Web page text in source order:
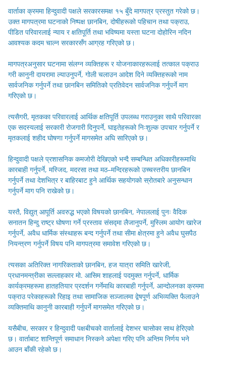
वार्ताका क्रममा हिन्दुवादी पक्षले सरकारसमक्ष १५ बुँदे मागपत्र प्रस्तुत गरेको छ।
उक्त मागपत्रमा घटनाको निष्पक्ष छानबिन, दोषीहरूको पहिचान तथा पक्राउ,
पीडित परिवारलाई न्याय र क्षतिपूर्ति तथा भविष्यमा यस्ता घटना दोहोरिन नदिन
आवश्यक कदम चाल्न सरकारसँग आग्रह गरिएको छ।
मागपत्रअनुसार घटनामा संलग्न व्यक्तिहरू र योजनाकारहरूलाई तत्काल पक्राउ
गरी कानुनी दायरामा ल्याउनुपर्ने, गोली चलाउन आदेश दिने व्यक्तिहरूको नाम
सार्वजनिक गर्नुपर्ने तथा छानबिन समितिको प्रतिवेदन सार्वजनिक गर्नुपर्ने माग
गरिएको छ।
त्यसैगरी, मृतकका परिवारलाई आर्थिक क्षतिपूर्ति उपलब्ध गराउनुका साथै परिवारका
एक सदस्यलाई सरकारी रोजगारी दिनुपर्ने, घाइतेहरूको निःशुल्क उपचार गर्नुपर्ने र
मृतकलाई शहीद घोषणा गर्नुपर्ने मागसमेत अघि सारिएको छ।
हिन्दुवादी पक्षले प्रशासनिक कमजोरी देखिएको भन्दै सम्बन्धित अधिकारीहरूमाथि
कारबाही गर्नुपर्ने, मस्जिद, मदरसा तथा मठ–मन्दिरहरूको उच्चस्तरीय छानबिन
गर्नुपर्ने तथा देशभित्र र बाहिरबाट हुने आर्थिक सहयोगको स्रोतबारे अनुसन्धान
गर्नुपर्ने माग पनि राखेको छ।
यस्तै, विद्युत् आपूर्ति अवरुद्ध भएको विषयको छानबिन, नेपाललाई पुनः वैदिक
सनातन हिन्दु राष्ट्र घोषणा गर्ने प्रस्ताव संसद्मा लैजानुपर्ने, मुस्लिम आयोग खारेज
गर्नुपर्ने, अवैध धार्मिक संस्थाहरू बन्द गर्नुपर्ने तथा सीमा क्षेत्रमा हुने अवैध घुसपैठ
नियन्त्रण गर्नुपर्ने विषय पनि मागपत्रमा समावेश गरिएको छ।
त्यसका अतिरिक्त नागरिकताको छानबिन, हज यात्रा समिति खारेजी,
प्रधानमन्त्रीका सल्लाहकार मो. आसिम शाहलाई पदमुक्त गर्नुपर्ने, धार्मिक
कार्यक्रमहरूमा हातहतियार प्रदर्शन गर्नेमाथि कारबाही गर्नुपर्ने, आन्दोलनका क्रममा
पक्राउ परेकाहरूको रिहाइ तथा सामाजिक सञ्जालमा द्वेषपूर्ण अभिव्यक्ति फैलाउने
व्यक्तिमाथि कानुनी कारबाही गर्नुपर्ने मागसमेत गरिएको छ।
यसैबीच, सरकार र हिन्दुवादी पक्षबीचको वार्तालाई देशभर चासोका साथ हेरिएको
छ। वार्ताबाट शान्तिपूर्ण समाधान निस्कने अपेक्षा गरिए पनि अन्तिम निर्णय भने
आउन बाँकी रहेको छ।